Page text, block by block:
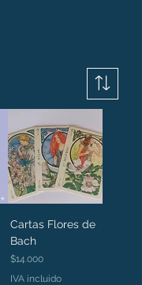
Cartas Flores de
Bach
Precio
$14.000
IVA incluido